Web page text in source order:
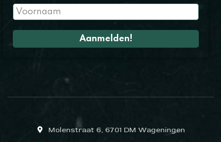
Molenstraat 6, 6701 DM Wageningen